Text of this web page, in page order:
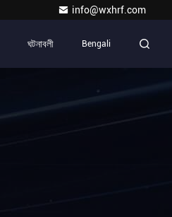
info@wxhrf.com
ঘটনাবলী Bengali